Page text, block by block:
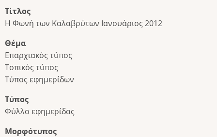
Τίτλος
Η Φωνή των Καλαβρύτων Ιανουάριος 2012
Θέμα
Επαρχιακός τύπος
Τοπικός τύπος
Τύπος εφημερίδων
Τύπος
Φύλλο εφημερίδας
Μορφότυπος